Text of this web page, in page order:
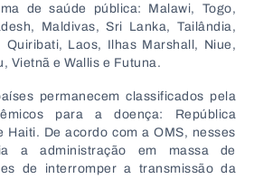
de saúde pública: Malawi, Togo,
Maldivas, Sri Lanka, Tailândia,
Quiribati, Laos, Ilhas Marshall, Niue,
Vietnã e Wallis e Futuna.
permanecem classificados pela
para a doença: República
Haiti. De acordo com a OMS, nesses
a administração em massa de
de interromper a transmissão da